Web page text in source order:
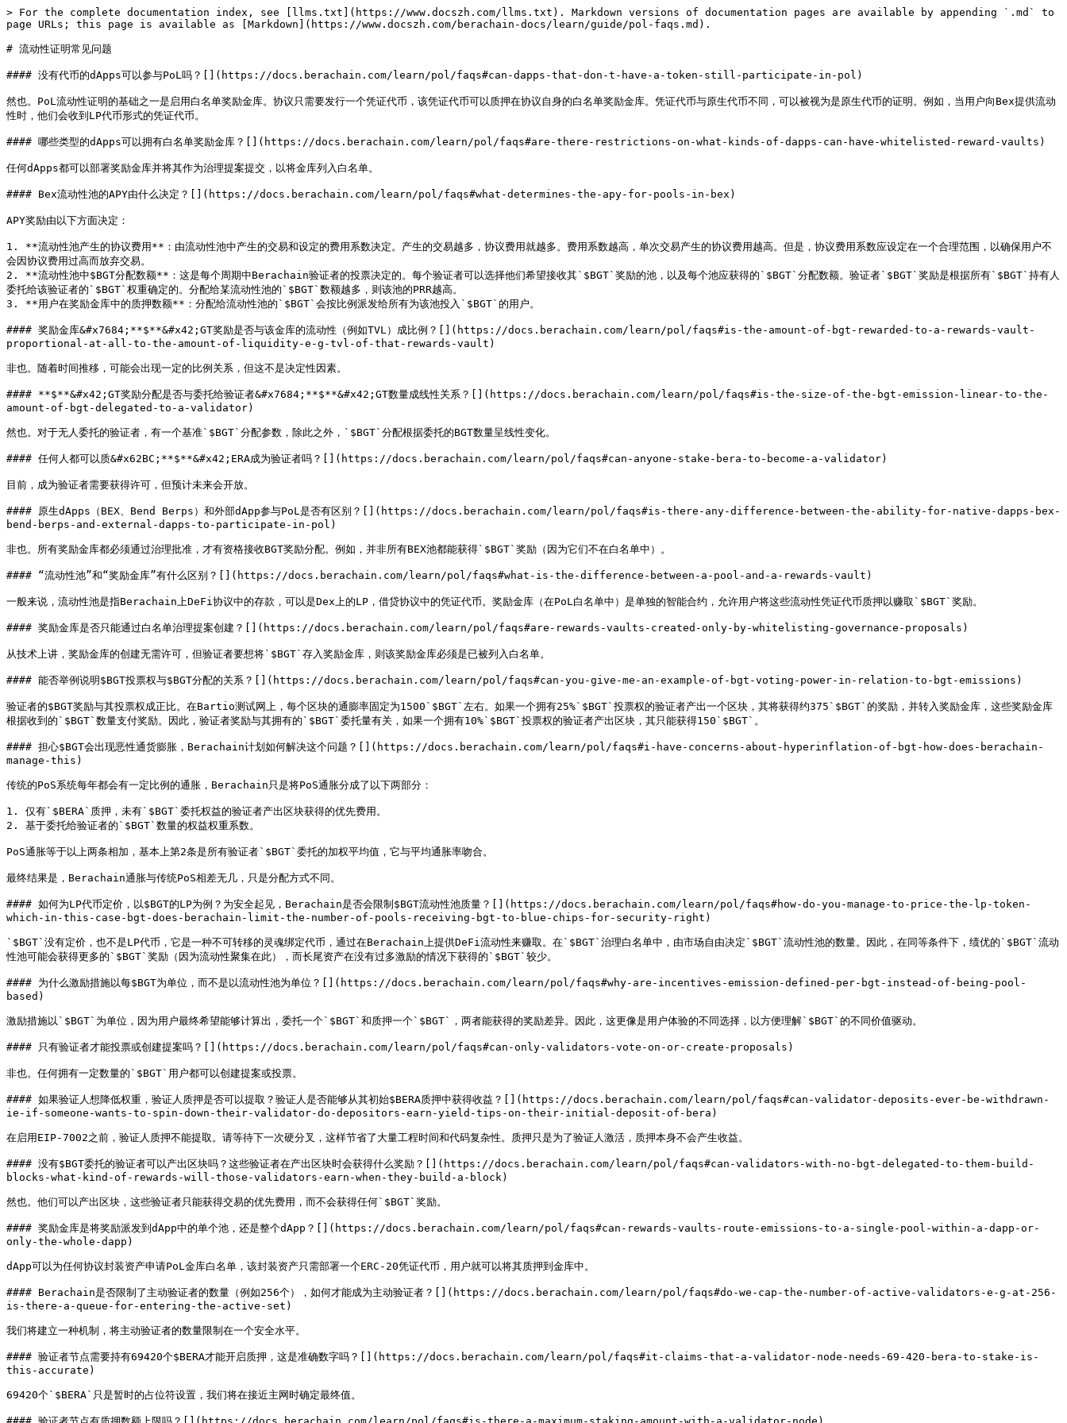
> For the complete documentation index, see [llms.txt](https://www.docszh.com/llms.txt). Markdown versions of documentation pages are available by appending `.md` to
page URLs; this page is available as [Markdown](https://www.docszh.com/berachain-docs/learn/guide/pol-faqs.md).
# 流动性证明常见问题
#### 没有代币的dApps可以参与PoL吗？[​](https://docs.berachain.com/learn/pol/faqs#can-dapps-that-don-t-have-a-token-still-participate-in-pol)
然也。PoL流动性证明的基础之一是启用白名单奖励金库。协议只需要发行一个凭证代币，该凭证代币可以质押在协议自身的白名单奖励金库。凭证代币与原生代币不同，可以被视为是原生代币的证明。例如，当用户向Bex提供流动
性时，他们会收到LP代币形式的凭证代币。
#### 哪些类型的dApps可以拥有白名单奖励金库？[​](https://docs.berachain.com/learn/pol/faqs#are-there-restrictions-on-what-kinds-of-dapps-can-have-whitelisted-reward-vaults)
任何dApps都可以部署奖励金库并将其作为治理提案提交，以将金库列入白名单。
#### Bex流动性池的APY由什么决定？[​](https://docs.berachain.com/learn/pol/faqs#what-determines-the-apy-for-pools-in-bex)
APY奖励由以下方面决定：
1. **流动性池产生的协议费用**：由流动性池中产生的交易和设定的费用系数决定。产生的交易越多，协议费用就越多。费用系数越高，单次交易产生的协议费用越高。但是，协议费用系数应设定在一个合理范围，以确保用户不
会因协议费用过高而放弃交易。
2. **流动性池中$BGT分配数额**：这是每个周期中Berachain验证者的投票决定的。每个验证者可以选择他们希望接收其`$BGT`奖励的池，以及每个池应获得的`$BGT`分配数额。验证者`$BGT`奖励是根据所有`$BGT`持有人
委托给该验证者的`$BGT`权重确定的。分配给某流动性池的`$BGT`数额越多，则该池的PRR越高。
3. **用户在奖励金库中的质押数额**：分配给流动性池的`$BGT`会按比例派发给所有为该池投入`$BGT`的用户。
#### 奖励金库&#x7684;**$**&#x42;GT奖励是否与该金库的流动性（例如TVL）成比例？[​](https://docs.berachain.com/learn/pol/faqs#is-the-amount-of-bgt-rewarded-to-a-rewards-vault-
proportional-at-all-to-the-amount-of-liquidity-e-g-tvl-of-that-rewards-vault)
非也。随着时间推移，可能会出现一定的比例关系，但这不是决定性因素。
#### **$**&#x42;GT奖励分配是否与委托给验证者&#x7684;**$**&#x42;GT数量成线性关系？[​](https://docs.berachain.com/learn/pol/faqs#is-the-size-of-the-bgt-emission-linear-to-the-
amount-of-bgt-delegated-to-a-validator)
然也。对于无人委托的验证者，有一个基准`$BGT`分配参数，除此之外，`$BGT`分配根据委托的BGT数量呈线性变化。
#### 任何人都可以质&#x62BC;**$**&#x42;ERA成为验证者吗？[​](https://docs.berachain.com/learn/pol/faqs#can-anyone-stake-bera-to-become-a-validator)
目前，成为验证者需要获得许可，但预计未来会开放。
#### 原生dApps（BEX、Bend Berps）和外部dApp参与PoL是否有区别？[​](https://docs.berachain.com/learn/pol/faqs#is-there-any-difference-between-the-ability-for-native-dapps-bex-
bend-berps-and-external-dapps-to-participate-in-pol)
非也。所有奖励金库都必须通过治理批准，才有资格接收BGT奖励分配。例如，并非所有BEX池都能获得`$BGT`奖励（因为它们不在白名单中）。
#### “流动性池”和“奖励金库”有什么区别？[​](https://docs.berachain.com/learn/pol/faqs#what-is-the-difference-between-a-pool-and-a-rewards-vault)
一般来说，流动性池是指Berachain上DeFi协议中的存款，可以是Dex上的LP，借贷协议中的凭证代币。奖励金库（在PoL白名单中）是单独的智能合约，允许用户将这些流动性凭证代币质押以赚取`$BGT`奖励。
#### 奖励金库是否只能通过白名单治理提案创建？[​](https://docs.berachain.com/learn/pol/faqs#are-rewards-vaults-created-only-by-whitelisting-governance-proposals)
从技术上讲，奖励金库的创建无需许可，但验证者要想将`$BGT`存入奖励金库，则该奖励金库必须是已被列入白名单。
#### 能否举例说明$BGT投票权与$BGT分配的关系？[​](https://docs.berachain.com/learn/pol/faqs#can-you-give-me-an-example-of-bgt-voting-power-in-relation-to-bgt-emissions)
验证者的$BGT奖励与其投票权成正比。在Bartio测试网上，每个区块的通膨率固定为1500`$BGT`左右。如果一个拥有25%`$BGT`投票权的验证者产出一个区块，其将获得约375`$BGT`的奖励，并转入奖励金库，这些奖励金库
根据收到的`$BGT`数量支付奖励。因此，验证者奖励与其拥有的`$BGT`委托量有关，如果一个拥有10%`$BGT`投票权的验证者产出区块，其只能获得150`$BGT`。
#### 担心$BGT会出现恶性通货膨胀，Berachain计划如何解决这个问题？[​](https://docs.berachain.com/learn/pol/faqs#i-have-concerns-about-hyperinflation-of-bgt-how-does-berachain-
manage-this)
传统的PoS系统每年都会有一定比例的通胀，Berachain只是将PoS通胀分成了以下两部分：
1. 仅有`$BERA`质押，未有`$BGT`委托权益的验证者产出区块获得的优先费用。
2. 基于委托给验证者的`$BGT`数量的权益权重系数。
PoS通胀等于以上两条相加，基本上第2条是所有验证者`$BGT`委托的加权平均值，它与平均通胀率吻合。
最终结果是，Berachain通胀与传统PoS相差无几，只是分配方式不同。
#### 如何为LP代币定价，以$BGT的LP为例？为安全起见，Berachain是否会限制$BGT流动性池质量？[​](https://docs.berachain.com/learn/pol/faqs#how-do-you-manage-to-price-the-lp-token-
which-in-this-case-bgt-does-berachain-limit-the-number-of-pools-receiving-bgt-to-blue-chips-for-security-right)
`$BGT`没有定价，也不是LP代币，它是一种不可转移的灵魂绑定代币，通过在Berachain上提供DeFi流动性来赚取。在`$BGT`治理白名单中，由市场自由决定`$BGT`流动性池的数量。因此，在同等条件下，绩优的`$BGT`流动
性池可能会获得更多的`$BGT`奖励（因为流动性聚集在此），而长尾资产在没有过多激励的情况下获得的`$BGT`较少。
#### 为什么激励措施以每$BGT为单位，而不是以流动性池为单位？[​](https://docs.berachain.com/learn/pol/faqs#why-are-incentives-emission-defined-per-bgt-instead-of-being-pool-
based)
激励措施以`$BGT`为单位，因为用户最终希望能够计算出，委托一个`$BGT`和质押一个`$BGT`，两者能获得的奖励差异。因此，这更像是用户体验的不同选择，以方便理解`$BGT`的不同价值驱动。
#### 只有验证者才能投票或创建提案吗？[​](https://docs.berachain.com/learn/pol/faqs#can-only-validators-vote-on-or-create-proposals)
非也。任何拥有一定数量的`$BGT`用户都可以创建提案或投票。
#### 如果验证人想降低权重，验证人质押是否可以提取？验证人是否能够从其初始$BERA质押中获得收益？[​](https://docs.berachain.com/learn/pol/faqs#can-validator-deposits-ever-be-withdrawn-
ie-if-someone-wants-to-spin-down-their-validator-do-depositors-earn-yield-tips-on-their-initial-deposit-of-bera)
在启用EIP-7002之前，验证人质押不能提取。请等待下一次硬分叉，这样节省了大量工程时间和代码复杂性。质押只是为了验证人激活，质押本身不会产生收益。
#### 没有$BGT委托的验证者可以产出区块吗？这些验证者在产出区块时会获得什么奖励？[​](https://docs.berachain.com/learn/pol/faqs#can-validators-with-no-bgt-delegated-to-them-build-
blocks-what-kind-of-rewards-will-those-validators-earn-when-they-build-a-block)
然也。他们可以产出区块，这些验证者只能获得交易的优先费用，而不会获得任何`$BGT`奖励。
#### 奖励金库是将奖励派发到dApp中的单个池，还是整个dApp？[​](https://docs.berachain.com/learn/pol/faqs#can-rewards-vaults-route-emissions-to-a-single-pool-within-a-dapp-or-
only-the-whole-dapp)
dApp可以为任何协议封装资产申请PoL金库白名单，该封装资产只需部署一个ERC-20凭证代币，用户就可以将其质押到金库中。
#### Berachain是否限制了主动验证者的数量（例如256个），如何才能成为主动验证者？[​](https://docs.berachain.com/learn/pol/faqs#do-we-cap-the-number-of-active-validators-e-g-at-256-
is-there-a-queue-for-entering-the-active-set)
我们将建立一种机制，将主动验证者的数量限制在一个安全水平。
#### 验证者节点需要持有69420个$BERA才能开启质押，这是准确数字吗？[​](https://docs.berachain.com/learn/pol/faqs#it-claims-that-a-validator-node-needs-69-420-bera-to-stake-is-
this-accurate)
69420个`$BERA`只是暂时的占位符设置，我们将在接近主网时确定最终值。